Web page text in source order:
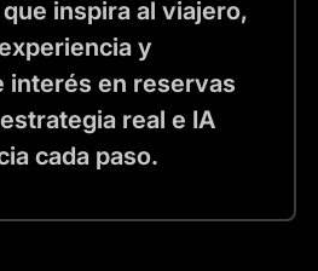
inspira al viajero,
y
interés en reservas
real e IA
cada paso.